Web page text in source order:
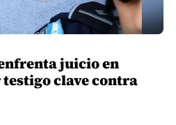
juicio en
clave contra